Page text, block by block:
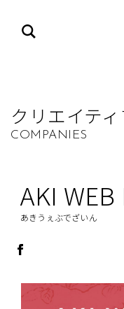
クリエイテ
COMPANIES
AKI WEB
あきうぇぶでざいん